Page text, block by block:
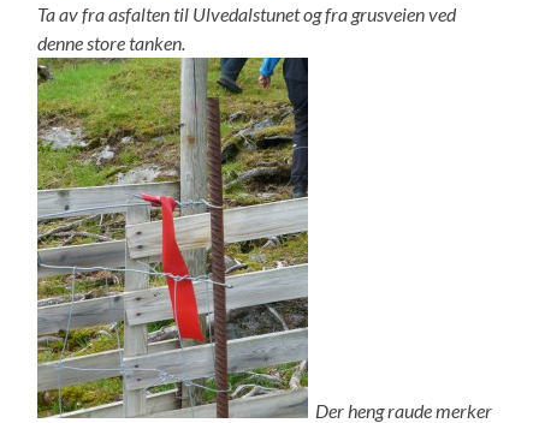
Ta av fra asfalten til Ulvedalstunet og fra grusveien ved
denne store tanken.
Der heng raude merker